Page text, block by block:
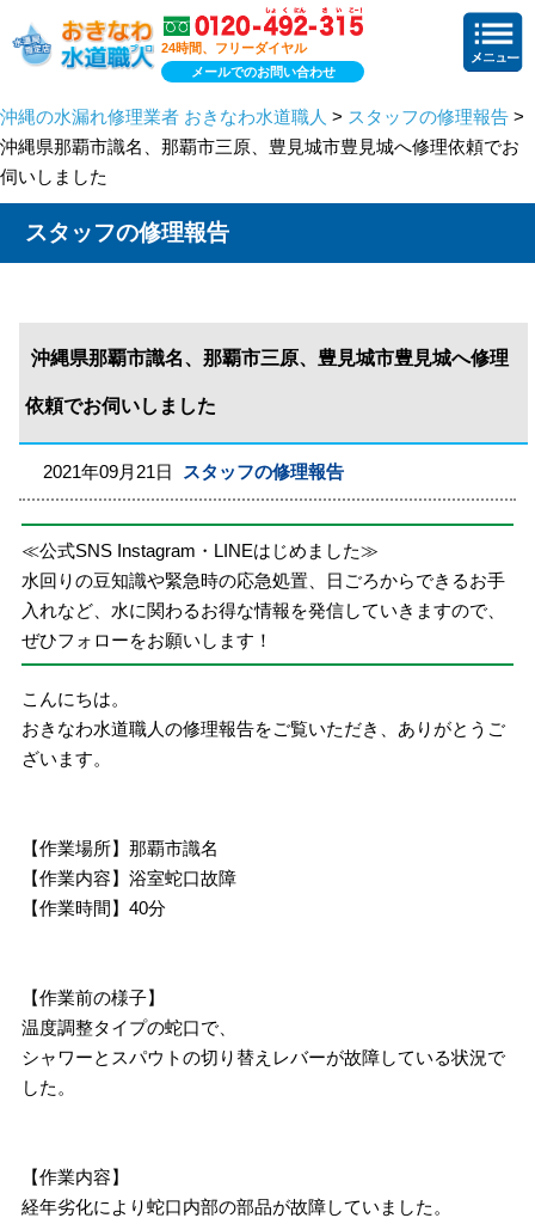
24時間、フリーダイヤル
メールでのお問い合わせ
沖縄の水漏れ修理業者 おきなわ水道職人 > スタッフの修理報告 >
沖縄県那覇市識名、那覇市三原、豊見城市豊見城へ修理依頼でお
伺いしました
スタッフの修理報告
沖縄県那覇市識名、那覇市三原、豊見城市豊見城へ修理
依頼でお伺いしました
2021年09月21日 スタッフの修理報告
≪公式SNS Instagram・LINEはじめました≫
水回りの豆知識や緊急時の応急処置、日ごろからできるお手
入れなど、水に関わるお得な情報を発信していきますので、
ぜひフォローをお願いします！
こんにちは。
おきなわ水道職人の修理報告をご覧いただき、ありがとうご
ざいます。
【作業場所】那覇市識名
【作業内容】浴室蛇口故障
【作業時間】40分
【作業前の様子】
温度調整タイプの蛇口で、
シャワーとスパウトの切り替えレバーが故障している状況で
した。
【作業内容】
経年劣化により蛇口内部の部品が故障していました。